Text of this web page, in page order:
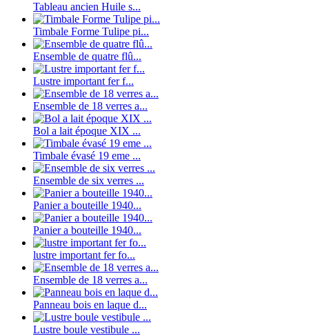
Tableau ancien Huile s...
Timbale Forme Tulipe pi...
Ensemble de quatre flû...
Lustre important fer f...
Ensemble de 18 verres a...
Bol a lait époque XIX ...
Timbale évasé 19 eme ...
Ensemble de six verres ...
Panier a bouteille 1940...
Panier a bouteille 1940...
lustre important fer fo...
Ensemble de 18 verres a...
Panneau bois en laque d...
Lustre boule vestibule ...